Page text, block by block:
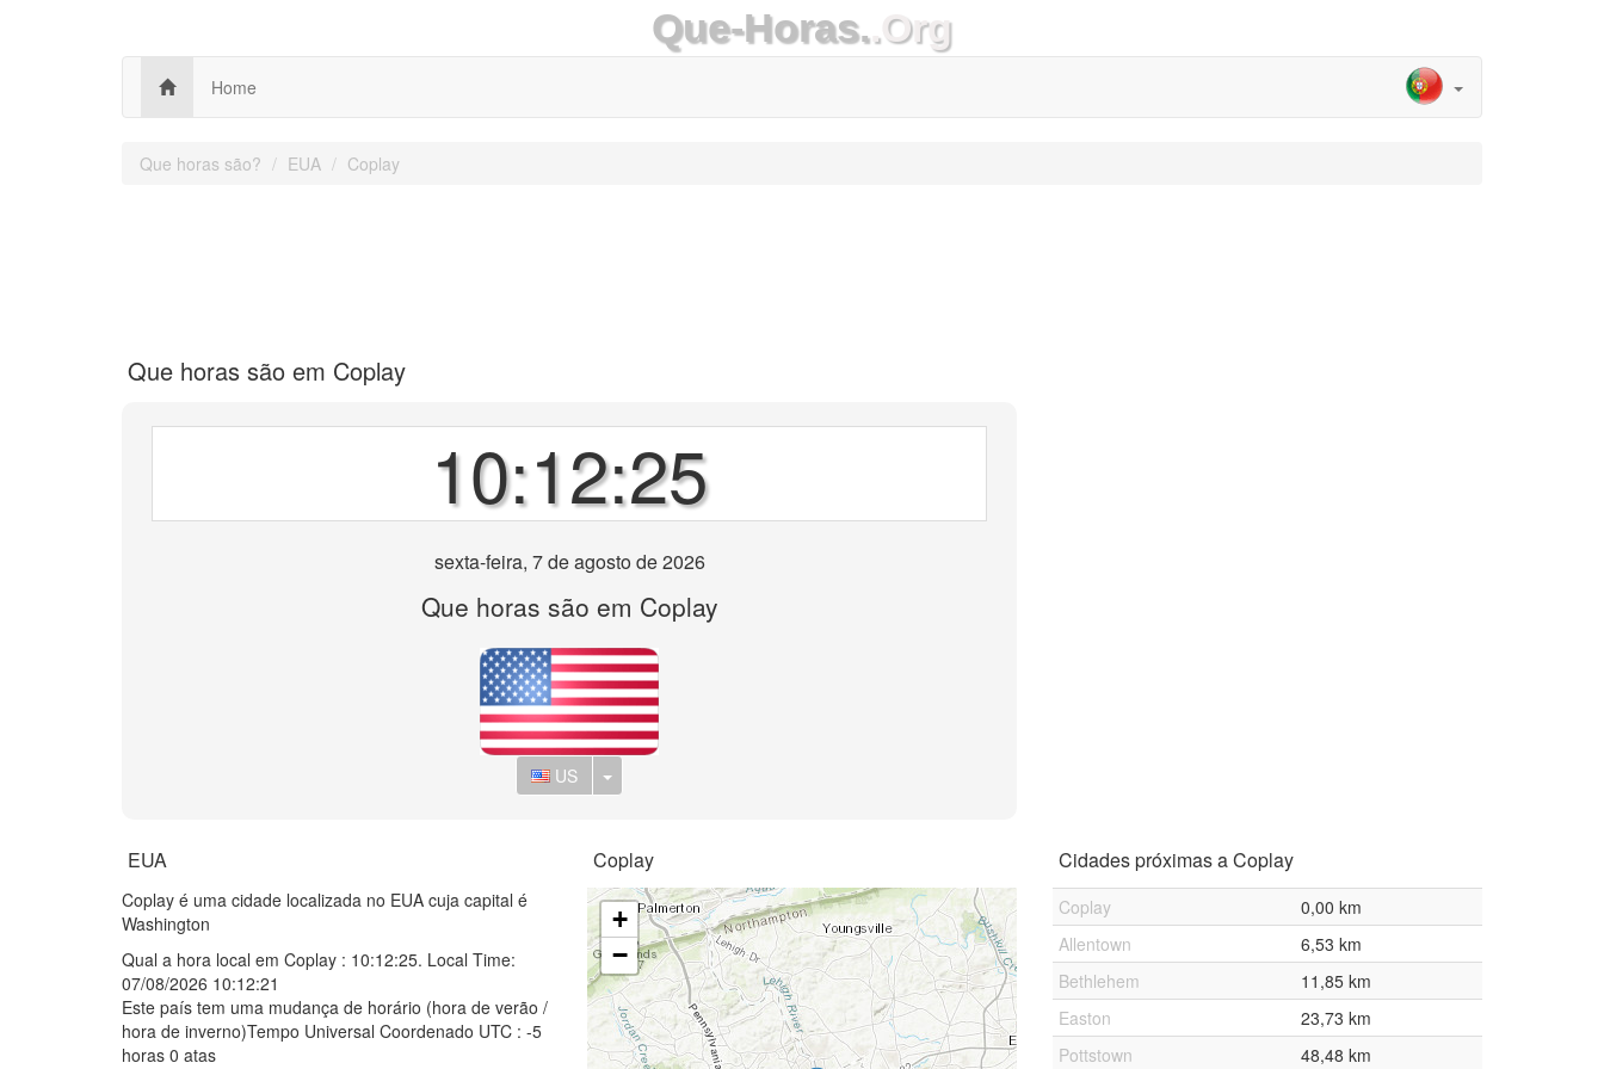
Que-Horas..Org
Home
Que horas são? EUA Coplay
Que horas são em Coplay
10:12:25
sexta-feira, 7 de agosto de 2026
Que horas são em Coplay
US Toggle Dropdown
EUA
Coplay é uma cidade localizada no EUA cuja capital é
Washington
Qual a hora local em Coplay : 10:12:25. Local Time:
07/08/2026 10:12:21
Este país tem uma mudança de horário (hora de verão /
hora de inverno)Tempo Universal Coordenado UTC : -5
horas 0 atas
Coplay
+
−
Cidades próximas a Coplay
Coplay
0,00 km
Allentown
6,53 km
Bethlehem
11,85 km
Easton
23,73 km
Pottstown
48,48 km